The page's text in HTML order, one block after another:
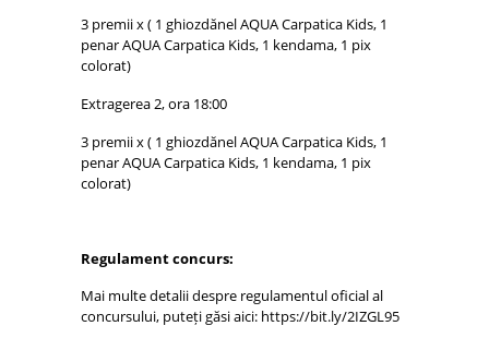
3 premii x ( 1 ghiozdănel AQUA Carpatica Kids, 1
penar AQUA Carpatica Kids, 1 kendama, 1 pix
colorat)
Extragerea 2, ora 18:00
3 premii x ( 1 ghiozdănel AQUA Carpatica Kids, 1
penar AQUA Carpatica Kids, 1 kendama, 1 pix
colorat)
Regulament concurs:
Mai multe detalii despre regulamentul oficial al
concursului, puteți găsi aici: https://bit.ly/2IZGL95